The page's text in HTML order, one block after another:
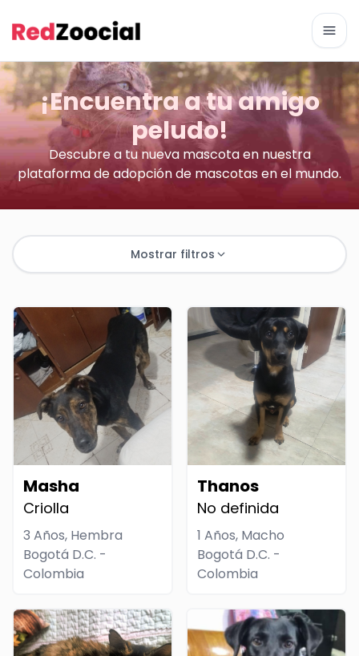
¡Encuentra a tu amigo
peludo!
Descubre a tu nueva mascota en nuestra
plataforma de adopción de mascotas en el mundo.
Mostrar filtros
Masha
Criolla
3 Años, Hembra
Bogotá D.C. -
Colombia
Thanos
No definida
1 Años, Macho
Bogotá D.C. -
Colombia